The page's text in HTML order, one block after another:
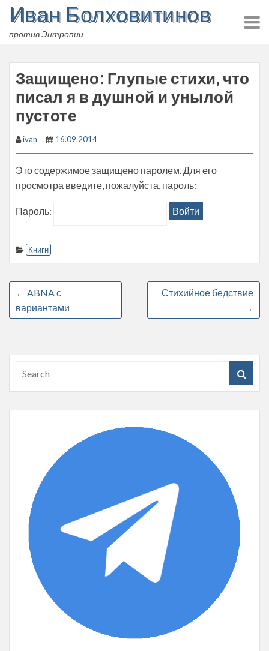
Skip
content
Иван Болховитинов
против Энтропии
Защищено: Глупые стихи, что
писал я в душной и унылой
пустоте
ivan 16.09.2014
Это содержимое защищено паролем. Для его
просмотра введите, пожалуйста, пароль:
Пароль:
Книги
← ABNA с
вариантами
Стихийное бедствие
→